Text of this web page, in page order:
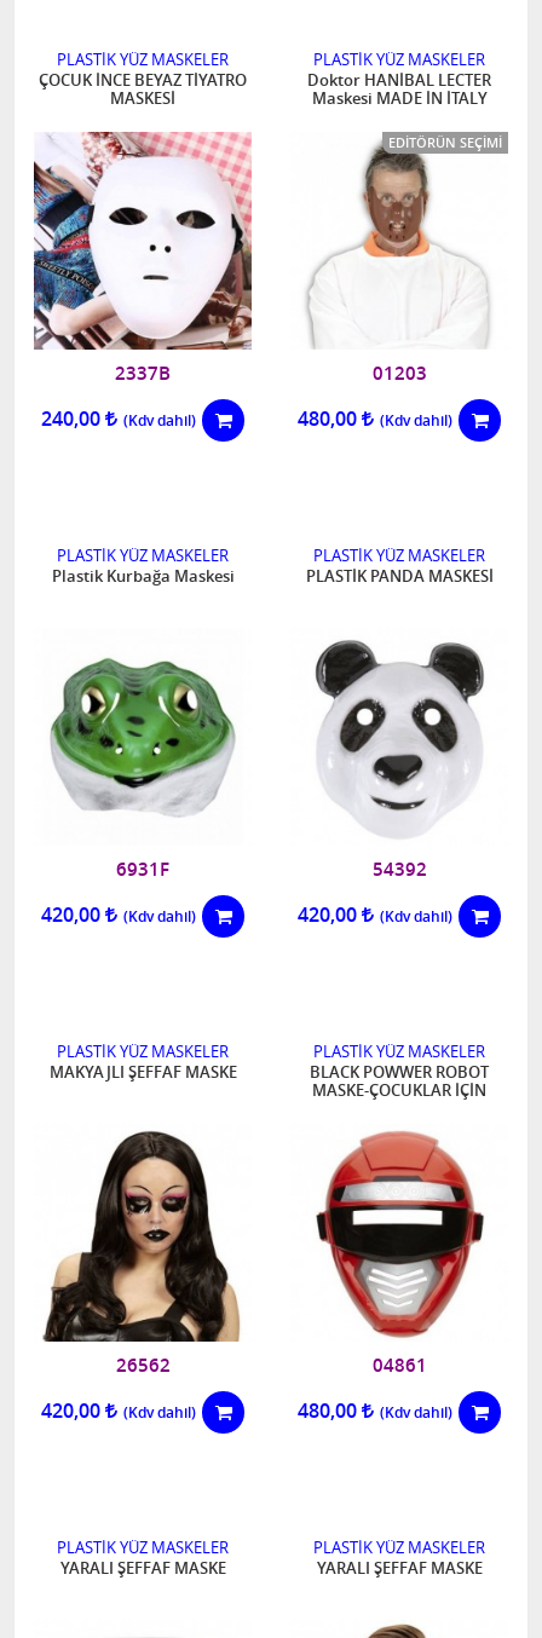
PLASTİK YÜZ MASKELER
ÇOCUK İNCE BEYAZ TİYATRO
MASKESİ
2337B
240,00
PLASTİK YÜZ MASKELER
Doktor HANİBAL LECTER
Maskesi MADE İN İTALY
EDITÖRÜN SEÇIMI
01203
480,00
PLASTİK YÜZ MASKELER
Plastik Kurbağa Maskesi
6931F
420,00
PLASTİK YÜZ MASKELER
PLASTİK PANDA MASKESİ
54392
420,00
PLASTİK YÜZ MASKELER
MAKYAJLI ŞEFFAF MASKE
26562
420,00
PLASTİK YÜZ MASKELER
BLACK POWWER ROBOT
MASKE-ÇOCUKLAR İÇİN
04861
480,00
PLASTİK YÜZ MASKELER
YARALI ŞEFFAF MASKE
PLASTİK YÜZ MASKELER
YARALI ŞEFFAF MASKE